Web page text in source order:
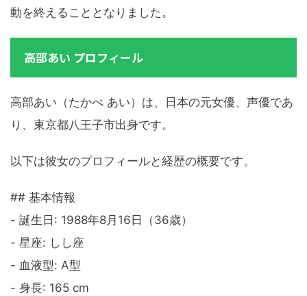
動を終えることとなりました。
高部あい プロフィール
高部あい（たかべ あい）は、日本の元女優、声優であ
り、東京都八王子市出身です。
以下は彼女のプロフィールと経歴の概要です。
## 基本情報
- 誕生日: 1988年8月16日（36歳）
- 星座: しし座
- 血液型: A型
- 身長: 165 cm